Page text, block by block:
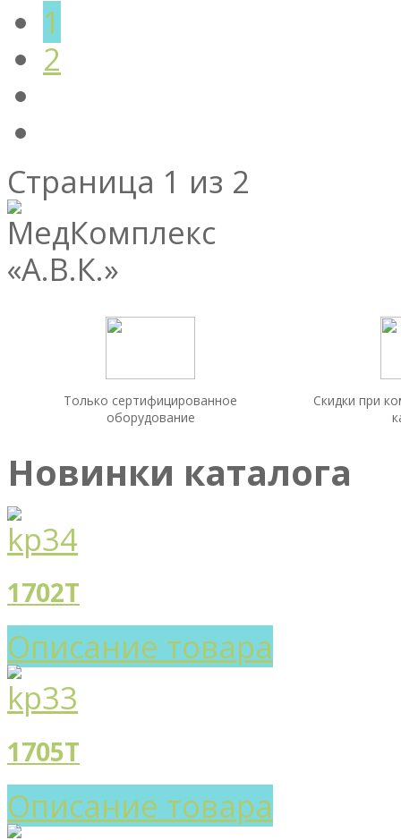
1
2
Страница 1 из 2
Только сертифицированное
оборудование
Скидки при
Новинки каталога
1702T
Описание товара
1705T
Описание товара